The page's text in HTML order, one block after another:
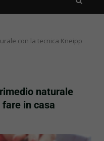
con la tecnica Kneipp
naturale
in casa